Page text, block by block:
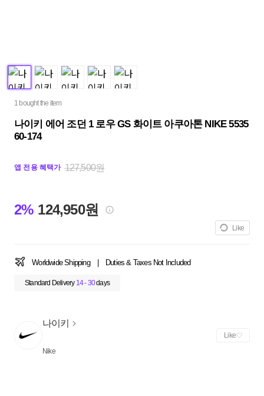
1 bought the item
나이키 에어 조던 1 로우 GS 화이트 아쿠아톤 NIKE 5535
60-174
앱 전용 혜택가 127,500원
2% 124,950원
Like
Worldwide Shipping Duties & Taxes Not Included
Standard Delivery 14 - 30days
나이키
Nike
Like